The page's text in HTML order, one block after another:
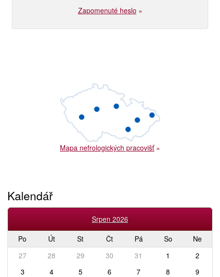
Zapomenuté heslo »
Mapa nefrologických pracovišť»
Kalendář
Srpen 2026
Po
Út St Čt Pá So
Ne
27
28 29 30 31 1
2
3
4 5 6 7 8
9